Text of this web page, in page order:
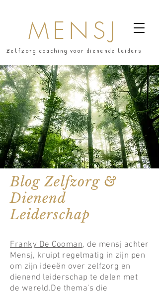
MENSJ
Zelfzorg coaching voor dienende leiders
Blog Zelfzorg &
Dienend
Leiderschap
Franky De Cooman, de mensj achter
Mensj, kruipt regelmatig in zijn pen
om zijn ideeën over zelfzorg en
dienend leiderschap te delen met
de wereld.De thema's die